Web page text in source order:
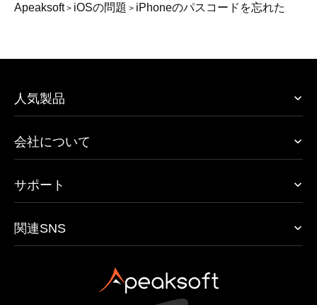
Apeaksoft> iOSの問題 > iPhoneのパスコードを忘れた
人気製品
会社について
サポート
関連SNS